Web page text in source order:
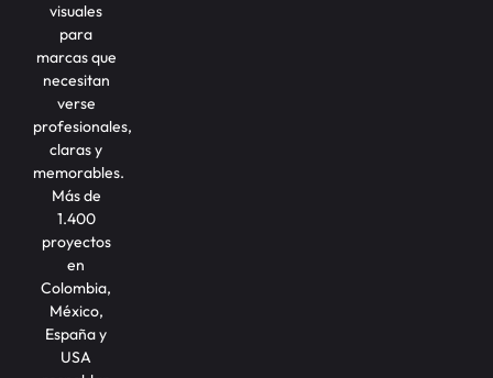
visuales
para
marcas que
necesitan
verse
profesionales,
claras y
memorables.
Más de
1.400
proyectos
en
Colombia,
México,
España y
USA